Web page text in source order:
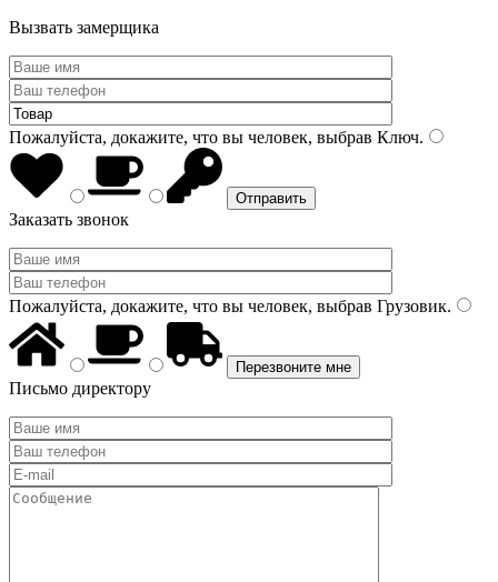
Вызвать замерщика
Пожалуйста, докажите, что вы человек, выбрав Ключ.
Заказать звонок
Пожалуйста, докажите, что вы человек, выбрав Грузовик.
Письмо директору